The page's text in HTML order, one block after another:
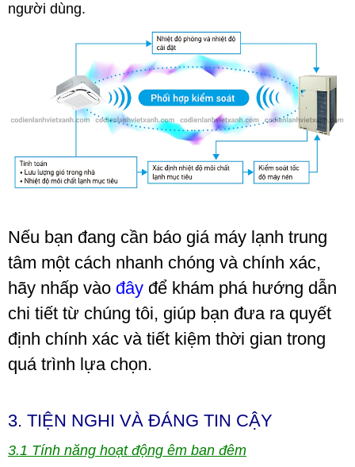
người dùng.
Nếu bạn đang cần báo giá máy lạnh trung
tâm một cách nhanh chóng và chính xác,
hãy nhấp vào đây để khám phá hướng dẫn
chi tiết từ chúng tôi, giúp bạn đưa ra quyết
định chính xác và tiết kiệm thời gian trong
quá trình lựa chọn.
3. TIỆN NGHI VÀ ĐÁNG TIN CẬY
3.1 Tính năng hoạt động êm ban đêm